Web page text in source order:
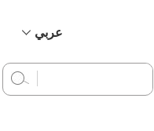
عربي
English